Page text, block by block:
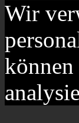
Wir